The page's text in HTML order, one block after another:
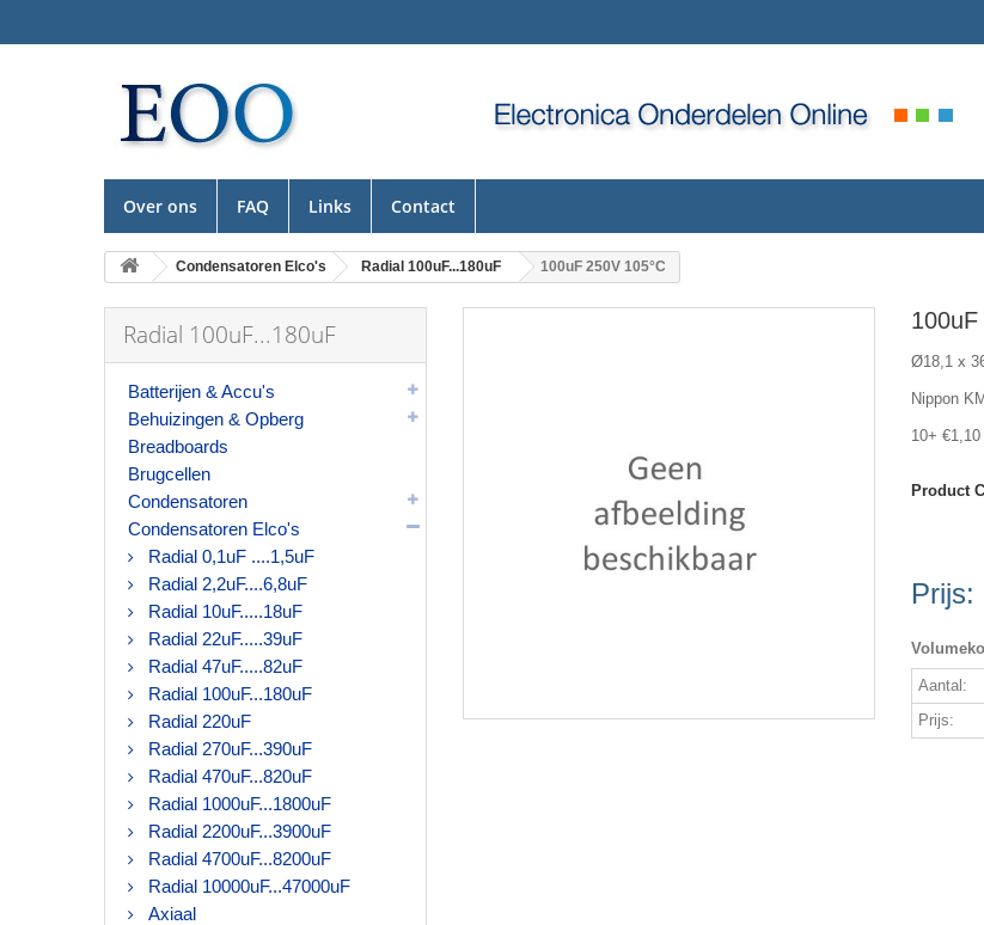
Over ons FAQ Links Contact
Condensatoren Elco's Radial 100uF...180uF 100uF 250V 105°C
Radial 100uF...180uF
Batterijen & Accu's
Behuizingen & Opberg
Breadboards
Brugcellen
Condensatoren
Condensatoren Elco's
Radial 0,1uF ....1,5uF
Radial 2,2uF....6,8uF
Radial 10uF.....18uF
Radial 22uF.....39uF
Radial 47uF.....82uF
Radial 100uF...180uF
Radial 220uF
Radial 270uF...390uF
Radial 470uF...820uF
Radial 1000uF...1800uF
Radial 2200uF...3900uF
Radial 4700uF...8200uF
Radial 10000uF...47000uF
Axiaal
100uF
Ø18,1 x
Nippon
10+
Product
Prijs:
Aantal:
Prijs: